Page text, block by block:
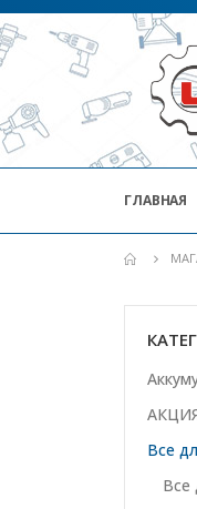
ГЛАВНАЯ
Все
Все